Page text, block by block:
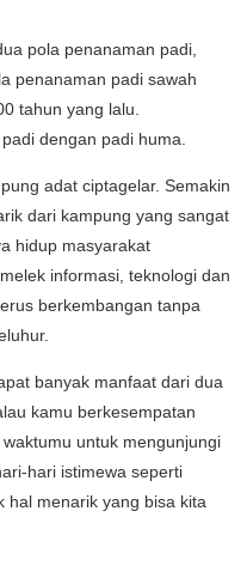
pola penanaman padi,
penanaman padi sawah
tahun yang lalu.
dengan padi huma.
adat ciptagelar. Semakin
dari kampung yang sangat
hidup masyarakat
informasi, teknologi dan
berkembangan tanpa
banyak manfaat dari dua
kamu berkesempatan
untuk mengunjungi
hari istimewa seperti
hal menarik yang bisa kita